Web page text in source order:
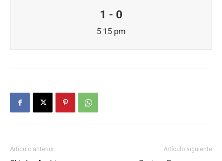
1 - 0
5:15 pm
Artículo anterior Artículo siguiente